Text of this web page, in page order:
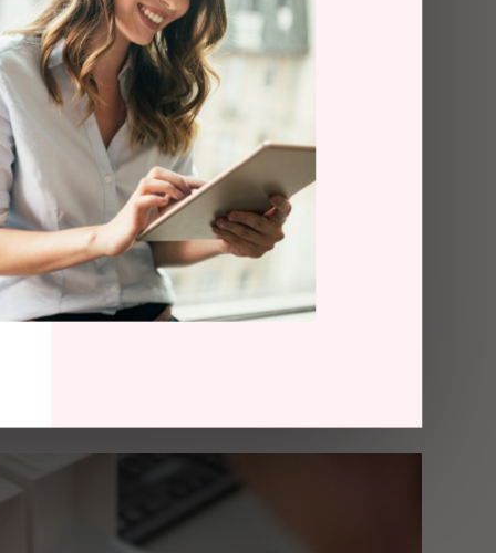
allt mer medvetna om hur
kan påverka miljön och
den ständiga cykeln av att köpa
Konsumenterna förväntar sig
produkter, de letar efter
deras liv och helst löser flera